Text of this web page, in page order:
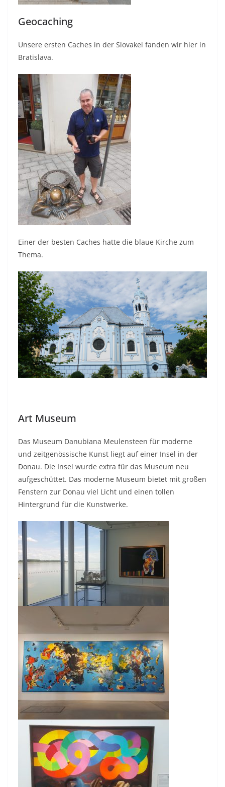
Geocaching
Unsere ersten Caches in der Slovakei fanden wir hier in
Bratislava.
Einer der besten Caches hatte die blaue Kirche zum
Thema.
Art Museum
Das Museum Danubiana Meulensteen für moderne
und zeitgenössische Kunst liegt auf einer Insel in der
Donau. Die Insel wurde extra für das Museum neu
aufgeschüttet. Das moderne Museum bietet mit großen
Fenstern zur Donau viel Licht und einen tollen
Hintergrund für die Kunstwerke.